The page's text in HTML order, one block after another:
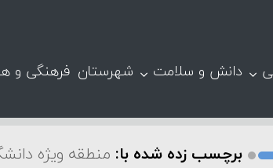
دانش و سلامت شهرستان فرهنگی و
برچسب زده شده با: منطقه ویژه